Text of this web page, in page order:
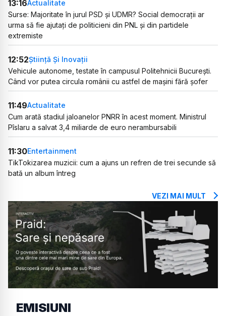
13:16Actualitate
Surse: Majoritate în jurul PSD și UDMR? Social democrații ar
urma să fie ajutați de politicieni din PNL și din partidele
extremiste
12:52Știință Și Inovații
Vehicule autonome, testate în campusul Politehnicii București.
Când vor putea circula românii cu astfel de mașini fără șofer
11:49Actualitate
Cum arată stadiul jaloanelor PNRR în acest moment. Ministrul
Pîslaru a salvat 3,4 miliarde de euro nerambursabili
11:30Entertainment
TikTokizarea muzicii: cum a ajuns un refren de trei secunde să
bată un album întreg
VEZI MAI MULT
EMISIUNI